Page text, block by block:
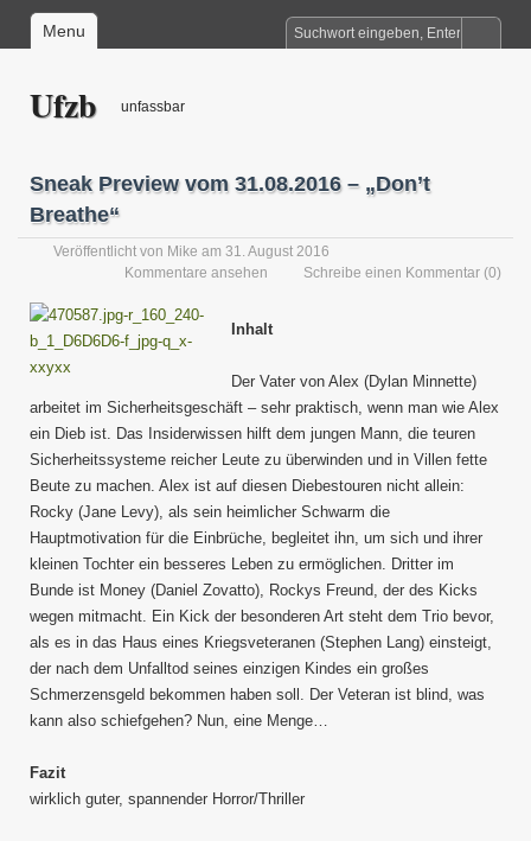
Menu
Ufzb unfassbar
Sneak Preview vom 31.08.2016 – „Don’t
Breathe“
Veröffentlicht von Mike am 31. August 2016
Schreibe einen Kommentar (0)
Kommentare ansehen
Inhalt
Der Vater von Alex (Dylan Minnette)
arbeitet im Sicherheitsgeschäft – sehr praktisch, wenn man wie Alex
ein Dieb ist. Das Insiderwissen hilft dem jungen Mann, die teuren
Sicherheitssysteme reicher Leute zu überwinden und in Villen fette
Beute zu machen. Alex ist auf diesen Diebestouren nicht allein:
Rocky (Jane Levy), als sein heimlicher Schwarm die
Hauptmotivation für die Einbrüche, begleitet ihn, um sich und ihrer
kleinen Tochter ein besseres Leben zu ermöglichen. Dritter im
Bunde ist Money (Daniel Zovatto), Rockys Freund, der des Kicks
wegen mitmacht. Ein Kick der besonderen Art steht dem Trio bevor,
als es in das Haus eines Kriegsveteranen (Stephen Lang) einsteigt,
der nach dem Unfalltod seines einzigen Kindes ein großes
Schmerzensgeld bekommen haben soll. Der Veteran ist blind, was
kann also schiefgehen? Nun, eine Menge…
Fazit
wirklich guter, spannender Horror/Thriller